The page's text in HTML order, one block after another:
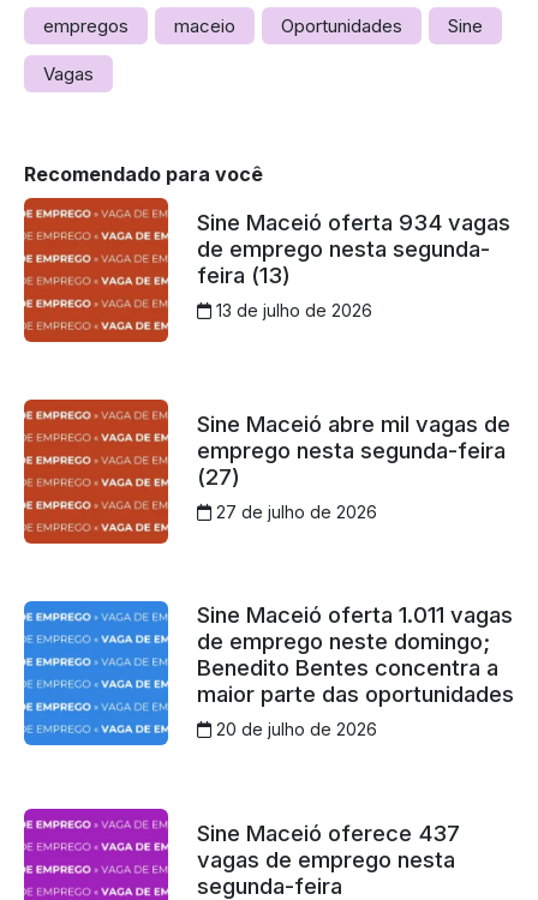
empregos maceio Oportunidades Sine
Vagas
Recomendado para você
Sine Maceió oferta 934 vagas
de emprego nesta segunda-
feira (13)
13 de julho de 2026
Sine Maceió abre mil vagas de
emprego nesta segunda-feira
(27)
27 de julho de 2026
Sine Maceió oferta 1.011 vagas
de emprego neste domingo;
Benedito Bentes concentra a
maior parte das oportunidades
20 de julho de 2026
Sine Maceió oferece 437
vagas de emprego nesta
segunda-feira